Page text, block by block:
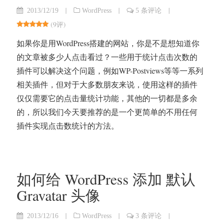
2013/12/19 | WordPress | 5 条评论
|
(9评)
如果你是用WordPress搭建的网站，你是不是想知道你
的文章被多少人点击看过？一些用于统计点击次数的
插件可以解决这个问题，例如WP-Postviews等等一系列
相关插件，但对于大多数朋友来说，使用这样的插件
仅仅需要它的点击量统计功能，其他的一切都是多余
的，所以我们今天要推荐的是一个更简单的不用任何
插件实现点击数统计的方法。
如何给 WordPress 添加 默认
Gravatar 头像
2013/12/16 | WordPress | 3 条评论
|